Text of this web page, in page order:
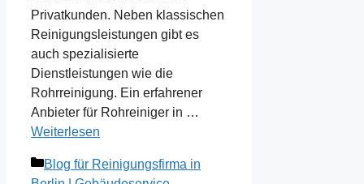
Privatkunden. Neben klassischen
Reinigungsleistungen gibt es
auch spezialisierte
Dienstleistungen wie die
Rohrreinigung. Ein erfahrener
Anbieter für Rohreiniger in …
Weiterlesen
Kategorien
Blog für Reinigungsfirma in